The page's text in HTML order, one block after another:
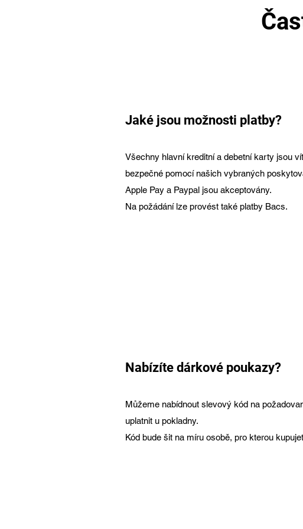
Jaké jsou možnosti platby?
Všechny hlavní kreditní a debetní karty jsou
bezpečné pomocí našich vybraných
Apple Pay a Paypal jsou akceptovány.
Na požádání lze provést také platby Bacs.
Nabízíte dárkové poukazy?
Můžeme nabídnout slevový kód na
uplatnit u pokladny.
Kód bude šit na míru osobě, pro kterou